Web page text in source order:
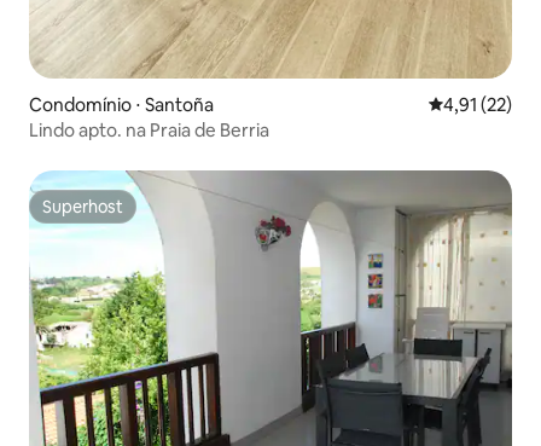
Condomínio ⋅ Santoña 4,91 de uma
4,91 (22)
Lindo apto. na Praia de Berria
Superhost
Superhost